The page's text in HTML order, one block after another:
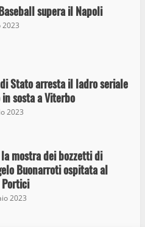
supera il Napoli
2023
Stato arresta il ladro seriale
sosta a Viterbo
2023
mostra dei bozzetti di
Buonarroti ospitata al
Portici
2023